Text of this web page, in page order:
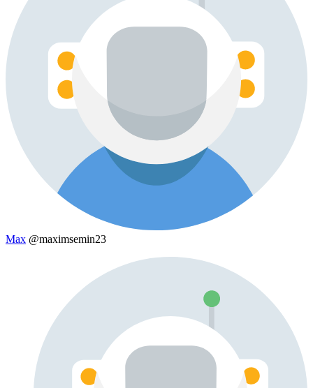
Max @maximsemin23